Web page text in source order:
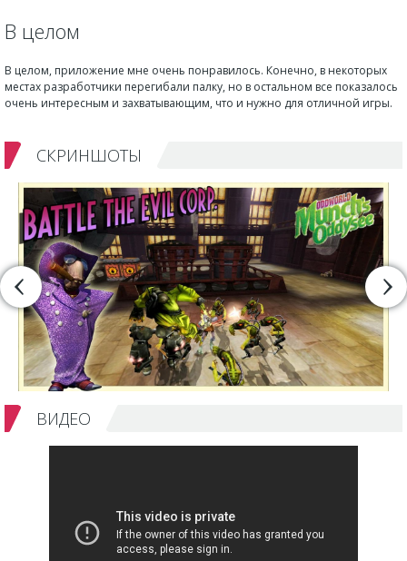
В целом
В целом, приложение мне очень понравилось. Конечно, в некоторых
местах разработчики перегибали палку, но в остальном все показалось
очень интересным и захватывающим, что и нужно для отличной игры.
СКРИНШОТЫ
ВИДЕО